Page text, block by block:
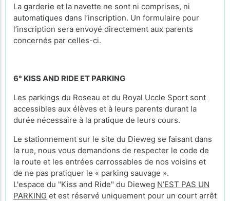
La garderie et la navette ne sont ni comprises, ni
automatiques dans l’inscription. Un formulaire pour
l’inscription sera envoyé directement aux parents
concernés par celles-ci.
6° KISS AND RIDE ET PARKING
Les parkings du Roseau et du Royal Uccle Sport sont
accessibles aux élèves et à leurs parents durant la
durée nécessaire à la pratique de leurs cours.
Le stationnement sur le site du Dieweg se faisant dans
la rue, nous vous demandons de respecter le code de
la route et les entrées carrossables de nos voisins et
de ne pas pratiquer le « parking sauvage ».
L'espace du "Kiss and Ride" du Dieweg N’EST PAS UN
PARKING et est réservé uniquement pour un court arrêt